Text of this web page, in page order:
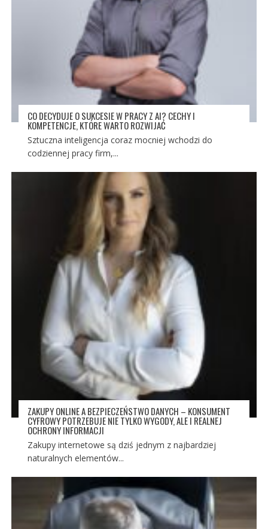
CO DECYDUJE O SUKCESIE W PRACY Z AI? CECHY I
KOMPETENCJE, KTÓRE WARTO ROZWIJAĆ
Sztuczna inteligencja coraz mocniej wchodzi do
codziennej pracy firm,...
ZAKUPY ONLINE A BEZPIECZEŃSTWO DANYCH – KONSUMENT
CYFROWY POTRZEBUJE NIE TYLKO WYGODY, ALE I REALNEJ
OCHRONY INFORMACJI
Zakupy internetowe są dziś jednym z najbardziej
naturalnych elementów...